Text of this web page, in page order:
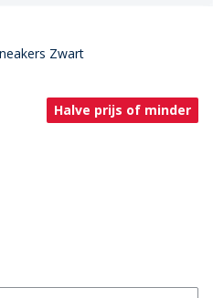
Zwart
Halve prijs of minder